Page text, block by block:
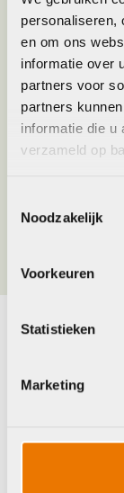
personaliseren,
en om ons
informatie over
partners voor
partners
informatie die u
verzameld op
Noodzakelijk
Voorkeuren
Statistieken
Marketing
Model
Merk
Kleur
Bekijk alle